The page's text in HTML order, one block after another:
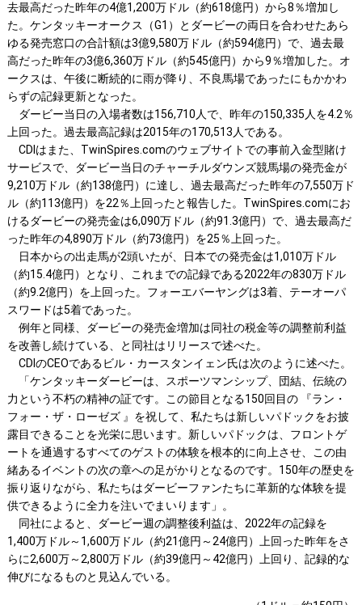
去最高だった昨年の4億1,200万ドル（約618億円）から8％増加し
た。ケンタッキーオークス（G1）とダービーの両日を合わせたあら
ゆる発売窓口の合計額は3億9,580万ドル（約594億円）で、過去最
高だった昨年の3億6,360万ドル（約545億円）から9％増加した。オ
ークスは、午後に断続的に雨が降り、不良馬場であったにもかかわ
らずの記録更新となった。
ダービー当日の入場者数は156,710人で、昨年の150,335人を4.2％
上回った。過去最高記録は2015年の170,513人である。
CDIはまた、TwinSpires.comのウェブサイトでの事前入金型賭け
サービスで、ダービー当日のチャーチルダウンズ競馬場の発売金が
9,210万ドル（約138億円）に達し、過去最高だった昨年の7,550万ド
ル（約113億円）を22％上回ったと報告した。TwinSpires.comにお
けるダービーの発売金は6,090万ドル（約91.3億円）で、過去最高だ
った昨年の4,890万ドル（約73億円）を25％上回った。
日本からの出走馬が2頭いたが、日本での発売金は1,010万ドル
（約15.4億円）となり、これまでの記録である2022年の830万ドル
（約9.2億円）を上回った。フォーエバーヤングは3着、テーオーパ
スワードは5着であった。
例年と同様、ダービーの発売金増加は同社の税金等の調整前利益
を改善し続けている、と同社はリリースで述べた。
CDIのCEOであるビル・カースタンイェン氏は次のように述べた。
「ケンタッキーダービーは、スポーツマンシップ、団結、伝統の
力という不朽の精神の証です。この節目となる150回目の 『ラン・
フォー・ザ・ローゼズ 』を祝して、私たちは新しいパドックをお披
露目できることを光栄に思います。新しいパドックは、フロントゲ
ートを通過するすべてのゲストの体験を根本的に向上させ、この由
緒あるイベントの次の章への足がかりとなるのです。150年の歴史を
振り返りながら、私たちはダービーファンたちに革新的な体験を提
供できるように全力を注いでまいります」。
同社によると、ダービー週の調整後利益は、2022年の記録を
1,400万ドル～1,600万ドル（約21億円～24億円）上回った昨年をさ
らに2,600万～2,800万ドル（約39億円～42億円）上回り、記録的な
伸びになるものと見込んでいる。